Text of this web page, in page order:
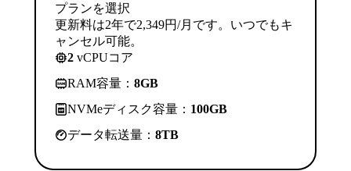
プランを選択
更新料は2年で2,349円/月です。いつでもキ
ャンセル可能。
2 vCPUコア
RAM容量： 8GB
NVMeディスク容量： 100GB
データ転送量： 8TB